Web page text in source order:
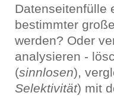
Datenseitenfülle
bestimmter
werden? Oder
analysieren -
(sinnlosen),
Selektivität) mit